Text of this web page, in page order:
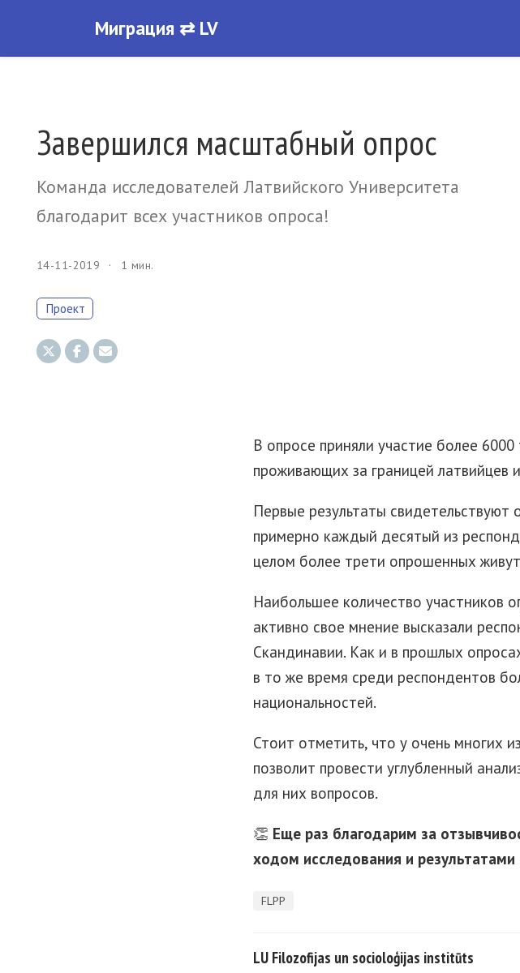
Миграция ⇄ LV
Завершился масштабный опрос
Команда исследователей Латвийского Университета
благодарит всех участников опроса!
14-11-2019 1 мин.
Проект
В опросе приняли участие более
проживающих за границей латвийцев
Первые результаты
примерно каждый десятый из
целом более трети опрошенных
Наибольшее количество участников
активно свое мнение высказали
Скандинавии. Как и в прошлых
в то же время среди респондентов
национальностей.
Стоит отметить, что у очень многих
позволит провести углубленный
для них вопросов.
👏 Еще раз благодарим за
ходом исследования и
FLPP
LU Filozofijas un socioloģijas institūts